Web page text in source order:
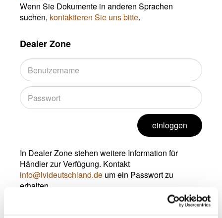
Wenn Sie Dokumente in anderen Sprachen
suchen, kontaktieren Sie uns bitte.
Dealer Zone
einloggen
In Dealer Zone stehen weitere Information für
Händler zur Verfügung. Kontakt
info@lvideutschland.de um ein Passwort zu
erhalten.